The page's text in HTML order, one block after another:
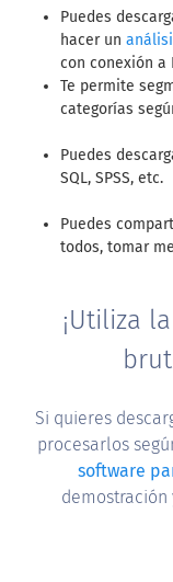
Puedes
hacer un
con conexión a
Te permite
categorías
Puedes
SQL, SPSS, etc.
Puedes
todos, tomar
¡Utiliza
Si quieres
procesarlos
software
demostración